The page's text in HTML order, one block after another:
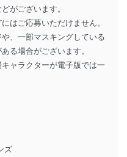
がございます。
はご応募いただけません。
、一部マスキングしている
る場合がございます。
ャラクターが電子版では一
ズ